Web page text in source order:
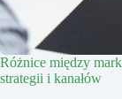
Różnice między
strategii i kanałów